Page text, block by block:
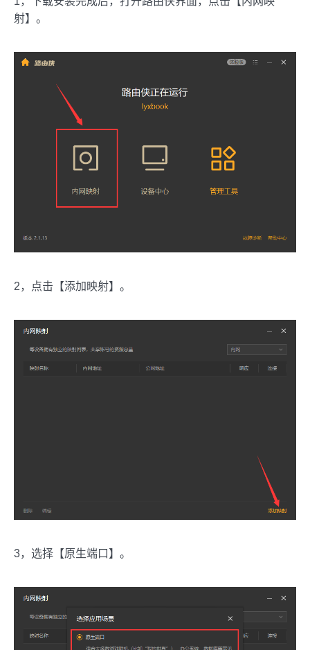
射】。
2，点击【添加映射】。
3，选择【原生端口】。